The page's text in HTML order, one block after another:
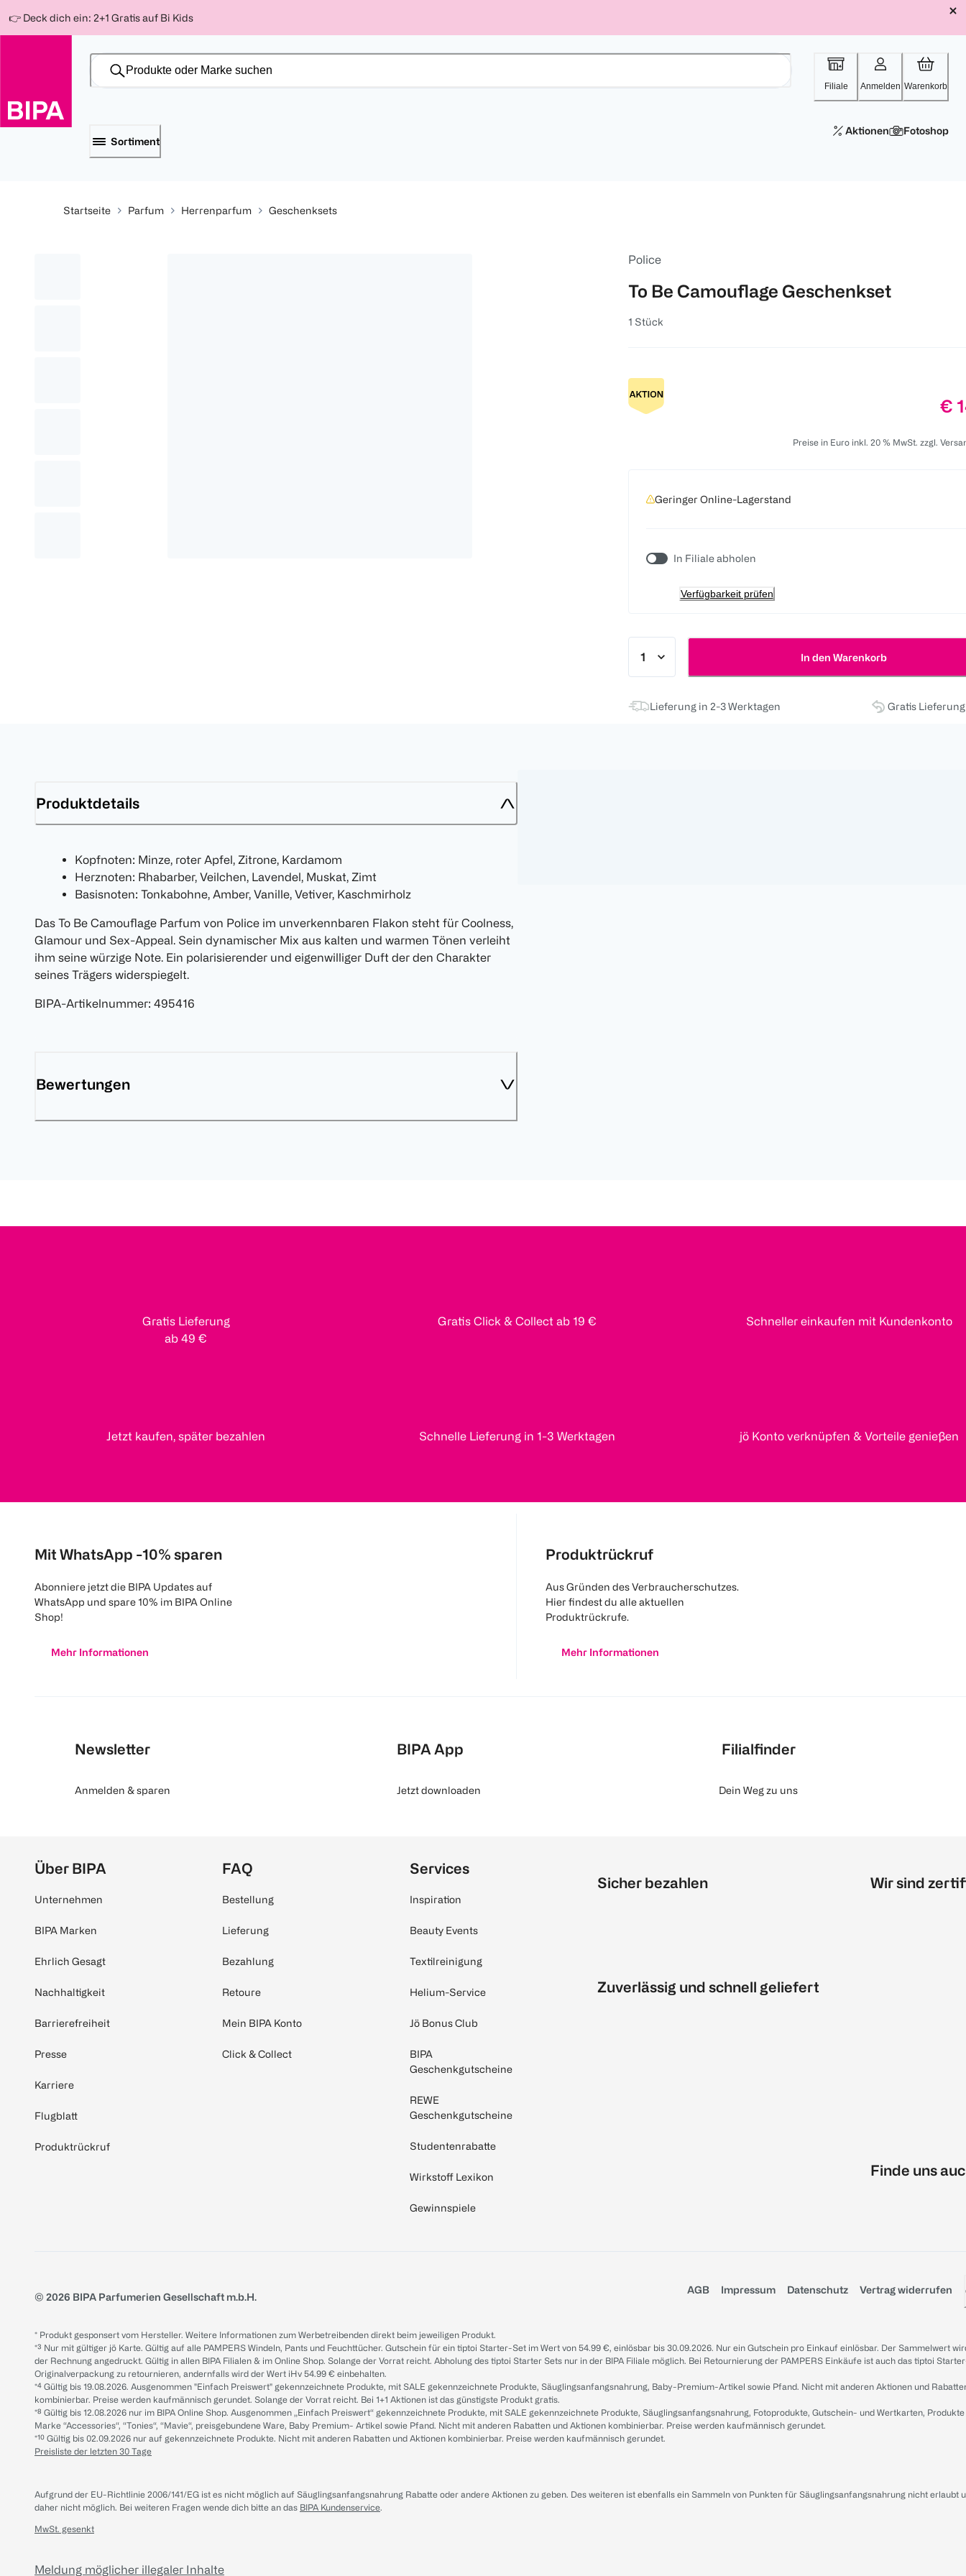
-10%
Für
150 Ös
-15%
Für
300 Ös
-20%
Für
500 Ös
zum
👉 Deck dich ein: 2+1 Gratis auf Bi Kids
Filiale Anmelden Warenkorb
Sortiment
Aktionen Fotoshop
Startseite Parfum Herrenparfum Geschenksets
Police
To Be Camouflage Geschenkset
1 Stück
€
Preise in Euro inkl. 20 % MwSt. zzgl.
Geringer Online-Lagerstand
In Filiale abholen
Verfügbarkeit prüfen
In den Warenkorb
Lieferung in 2-3 Werktagen Gratis
Produktdetails
Kopfnoten: Minze, roter Apfel, Zitrone, Kardamom
Herznoten: Rhabarber, Veilchen, Lavendel, Muskat, Zimt
Basisnoten: Tonkabohne, Amber, Vanille, Vetiver, Kaschmirholz
Das To Be Camouflage Parfum von Police im unverkennbaren Flakon steht für Coolness,
Glamour und Sex-Appeal. Sein dynamischer Mix aus kalten und warmen Tönen verleiht
ihm seine würzige Note. Ein polarisierender und eigenwilliger Duft der den Charakter
seines Trägers widerspiegelt.
BIPA-Artikelnummer: 495416
Bewertungen
Gratis Lieferung
ab 49 €
Gratis Click & Collect ab 19 € Schneller einkaufen mit Kundenkonto
Jetzt kaufen, später bezahlen Schnelle Lieferung in 1-3 Werktagen jö Konto verknüpfen & Vorteile genießen
Mit WhatsApp -10% sparen
Abonniere jetzt die BIPA Updates auf
WhatsApp und spare 10% im BIPA Online
Shop!
Mehr Informationen
Produktrückruf
Aus Gründen des Verbraucherschutzes.
Hier findest du alle aktuellen
Produktrückrufe.
Mehr Informationen
Newsletter
Anmelden & sparen
BIPA App
Jetzt downloaden
Filialfinder
Dein Weg zu uns
Über BIPA
Unternehmen
BIPA Marken
Ehrlich Gesagt
Nachhaltigkeit
Barrierefreiheit
Presse
Karriere
Flugblatt
Produktrückruf
FAQ
Bestellung
Lieferung
Bezahlung
Retoure
Mein BIPA Konto
Click & Collect
Services
Inspiration
Beauty Events
Textilreinigung
Helium-Service
Jö Bonus Club
BIPA
Geschenkgutscheine
REWE
Geschenkgutscheine
Studentenrabatte
Wirkstoff Lexikon
Gewinnspiele
Sicher bezahlen
Zuverlässig und schnell geliefert
Wir sind
Finde uns
© 2026 BIPA Parfumerien Gesellschaft m.b.H.
AGB Impressum Datenschutz Vertrag widerrufen
* Produkt gesponsert vom Hersteller. Weitere Informationen zum Werbetreibenden direkt beim jeweiligen Produkt.
*³ Nur mit gültiger jö Karte. Gültig auf alle PAMPERS Windeln, Pants und Feuchttücher. Gutschein für ein tiptoi Starter-Set im Wert von 54.99 €, einlösbar bis 30.09.2026. Nur ein Gutschein pro Einkauf einlösbar. Der Sammelwert
der Rechnung angedruckt. Gültig in allen BIPA Filialen & im Online Shop. Solange der Vorrat reicht. Abholung des tiptoi Starter Sets nur in der BIPA Filiale möglich. Bei Retournierung der PAMPERS Einkäufe ist auch das tiptoi
Originalverpackung zu retournieren, andernfalls wird der Wert iHv 54.99 € einbehalten.
*⁴ Gültig bis 19.08.2026. Ausgenommen "Einfach Preiswert" gekennzeichnete Produkte, mit SALE gekennzeichnete Produkte, Säuglingsanfangsnahrung, Baby-Premium-Artikel sowie Pfand. Nicht mit anderen Aktionen und
kombinierbar. Preise werden kaufmännisch gerundet. Solange der Vorrat reicht. Bei 1+1 Aktionen ist das günstigste Produkt gratis.
*⁸ Gültig bis 12.08.2026 nur im BIPA Online Shop. Ausgenommen „Einfach Preiswert“ gekennzeichnete Produkte, mit SALE gekennzeichnete Produkte, Säuglingsanfangsnahrung, Fotoprodukte, Gutschein- und Wertkarten,
Marke “Accessories“, “Tonies“, “Mavie“, preisgebundene Ware, Baby Premium- Artikel sowie Pfand. Nicht mit anderen Rabatten und Aktionen kombinierbar. Preise werden kaufmännisch gerundet.
*¹⁰ Gültig bis 02.09.2026 nur auf gekennzeichnete Produkte. Nicht mit anderen Rabatten und Aktionen kombinierbar. Preise werden kaufmännisch gerundet.
Preisliste der letzten 30 Tage
Aufgrund der EU-Richtlinie 2006/141/EG ist es nicht möglich auf Säuglingsanfangsnahrung Rabatte oder andere Aktionen zu geben. Des weiteren ist ebenfalls ein Sammeln von Punkten für Säuglingsanfangsnahrung nicht erlaubt
daher nicht möglich. Bei weiteren Fragen wende dich bitte an das BIPA Kundenservice.
MwSt. gesenkt
Meldung möglicher illegaler Inhalte